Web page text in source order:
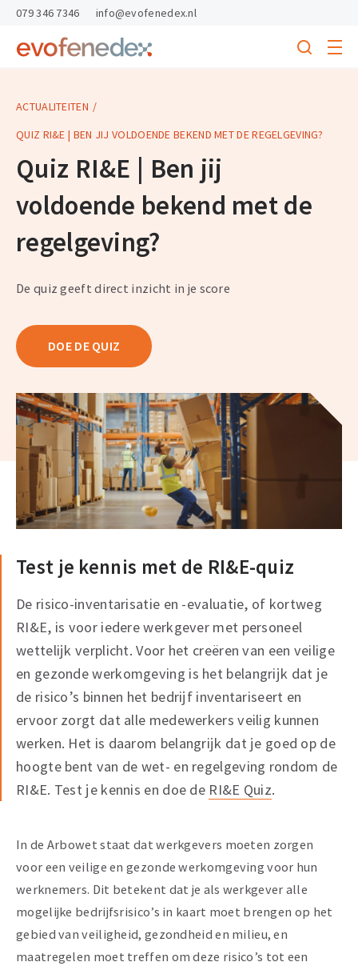
skipToContent
skipToFooter
Return
homepage
Search
menu
079 346 7346 info@evofenedex.nl
ACTUALITEITEN
QUIZ RI&E | BEN JIJ VOLDOENDE BEKEND MET DE REGELGEVING?
Quiz RI&E | Ben jij
voldoende bekend met de
regelgeving?
De quiz geeft direct inzicht in je score
DOE DE QUIZ
Test je kennis met de RI&E-quiz
De risico-inventarisatie en -evaluatie, of kortweg
RI&E, is voor iedere werkgever met personeel
wettelijk verplicht. Voor het creëren van een veilige
en gezonde werkomgeving is het belangrijk dat je
de risico’s binnen het bedrijf inventariseert en
ervoor zorgt dat alle medewerkers veilig kunnen
werken. Het is daarom belangrijk dat je goed op de
hoogte bent van de wet- en regelgeving rondom de
RI&E. Test je kennis en doe de RI&E Quiz.
In de Arbowet staat dat werkgevers moeten zorgen
voor een veilige en gezonde werkomgeving voor hun
werknemers. Dit betekent dat je als werkgever alle
mogelijke bedrijfsrisico’s in kaart moet brengen op het
gebied van veiligheid, gezondheid en milieu, en
maatregelen moet treffen om deze risico’s tot een